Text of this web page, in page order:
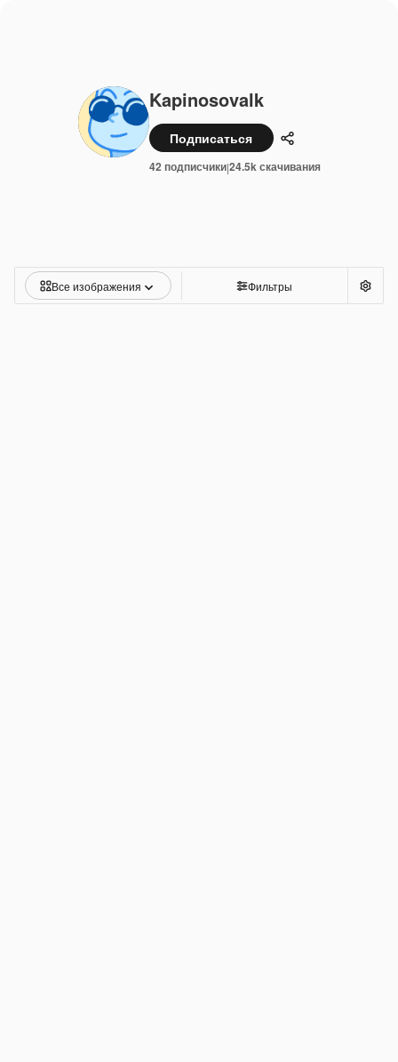
Kapinosovalk
Подписаться Поделиться
42 подписчики|24.5k скачивания
Все изображения Фильтры